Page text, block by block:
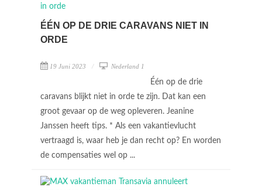
ÉÉN OP DE DRIE CARAVANS NIET IN
ORDE
19 Juni 2023 Nederland 1
Één op de drie
caravans blijkt niet in orde te zijn. Dat kan een
groot gevaar op de weg opleveren. Jeanine
Janssen heeft tips. * Als een vakantievlucht
vertraagd is, waar heb je dan recht op? En worden
de compensaties wel op ...